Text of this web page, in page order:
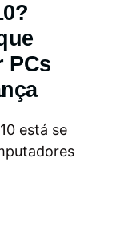
PCs
está se